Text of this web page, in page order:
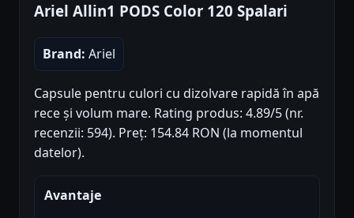
Ariel Allin1 PODS Color 120 Spalari
Brand: Ariel
Capsule pentru culori cu dizolvare rapidă în apă
rece și volum mare. Rating produs: 4.89/5 (nr.
recenzii: 594). Preț: 154.84 RON (la momentul
datelor).
Avantaje